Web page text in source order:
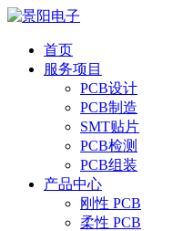
首页
服务项目
PCB设计
PCB制造
SMT贴片
PCB检测
PCB组装
产品中心
刚性 PCB
柔性 PCB